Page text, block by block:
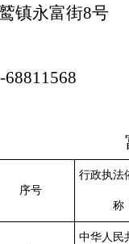
镇永富街8号
68811568
序号
行政执法
称
中华人民